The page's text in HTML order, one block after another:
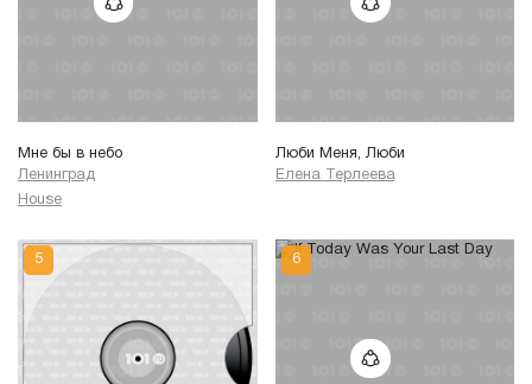
Мне бы в небо
Ленинград
House
Люби Меня, Люби
Елена Терлеева